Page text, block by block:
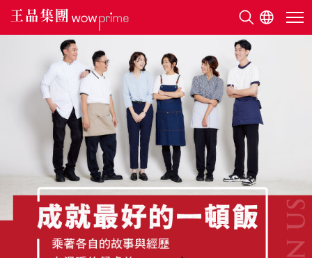
關於王品
美味地圖
永續發展
利害關係人
新聞中心